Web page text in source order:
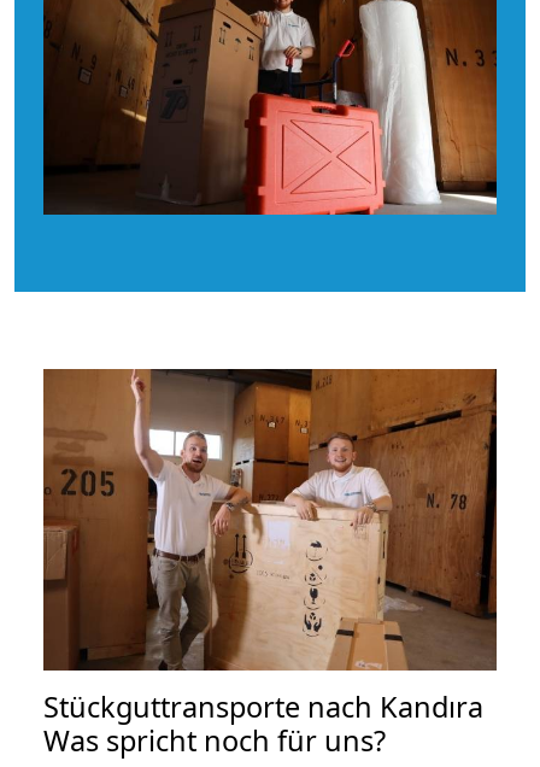
Stückguttransporte nach Kandıra
Was spricht noch für uns?